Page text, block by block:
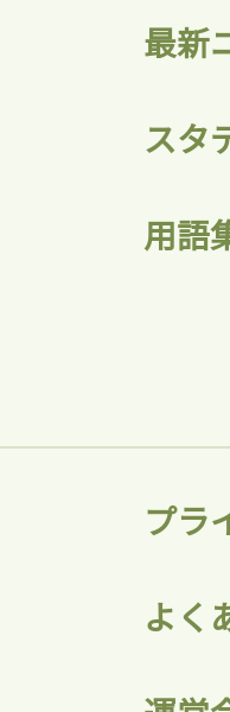
最新
スタ
用語
プラ
よく